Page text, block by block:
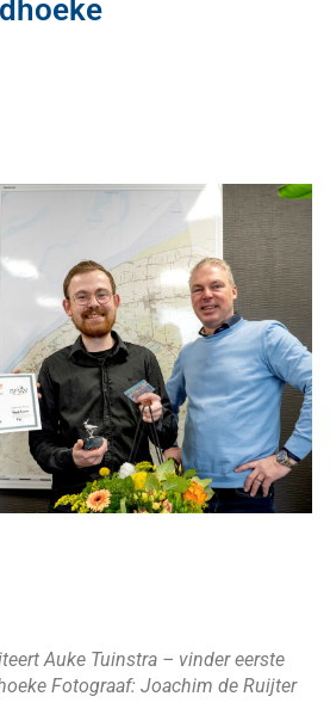
Auke Tuinstra – vinder eerste
Fotograaf: Joachim de Ruijter